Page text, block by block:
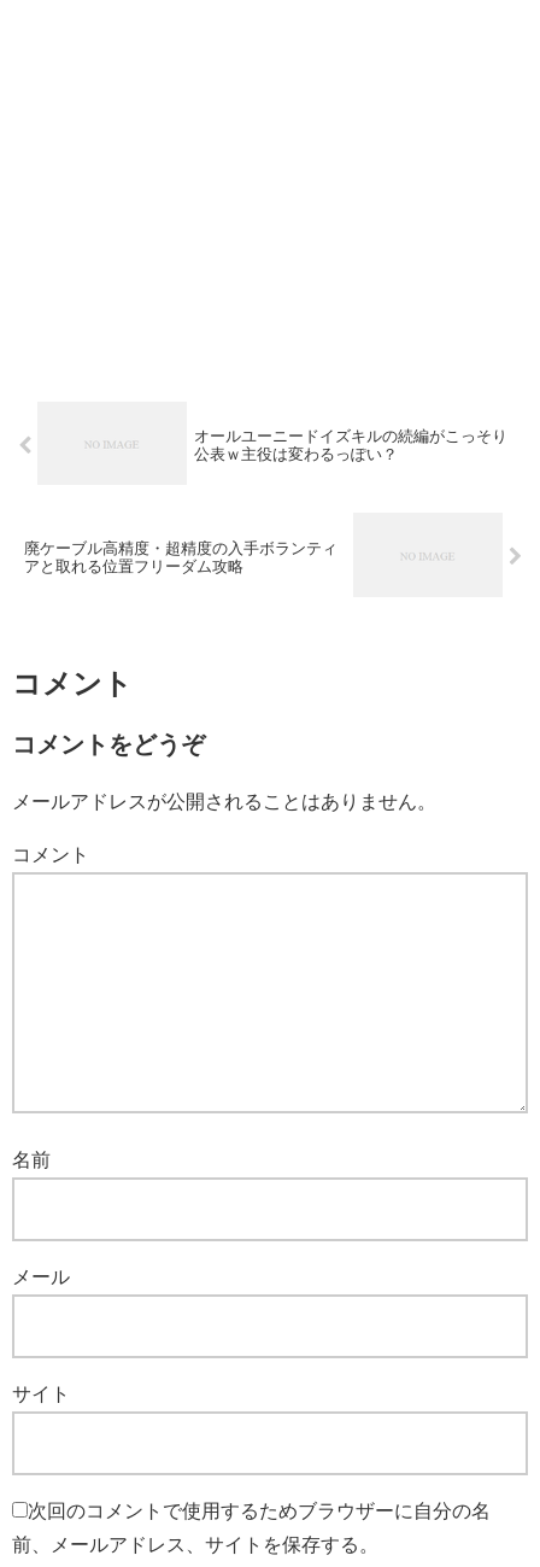
オールユーニードイズキルの続編がこっそり
公表ｗ主役は変わるっぽい？
廃ケーブル高精度・超精度の入手ボランティ
アと取れる位置フリーダム攻略
コメント
コメントをどうぞ
メールアドレスが公開されることはありません。
コメント
名前
メール
サイト
次回のコメントで使用するためブラウザーに自分の名
前、メールアドレス、サイトを保存する。